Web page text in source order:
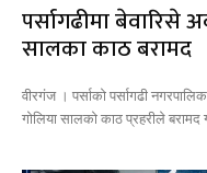
पर्सागढीमा बेवारिसे
सालका काठ बरामद
वीरगंज । पर्साको पर्सागढी
गोलिया सालको काठ प्रहरीले बरामद